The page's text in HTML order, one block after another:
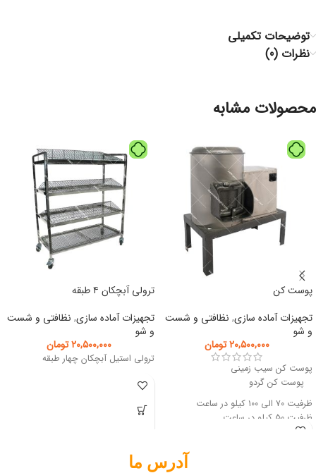
توضیحات تکمیلی
نظرات (0)
محصولات مشابه
پوست کن
تجهیزات آماده سازی, نظافتی و شست
و شو
۲۰,۵۰۰,۰۰۰تومان
پوست کن سیب زمینی
پوست کن گردو
ظرفیت ۷۰ الی ۱۰۰ کیلو در ساعت
ظرفیت ۵۰ کیلو در ساعت
ترولی آبچکان ۴ طبقه
تجهیزات آماده سازی, نظافتی و شست
و شو
۲۰,۵۰۰,۰۰۰تومان
ترولی استیل آبچکان چهار طبقه
آدرس ما